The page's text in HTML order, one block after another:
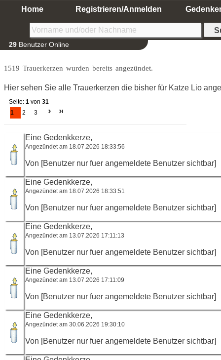
Home Registrieren/Anmelden
29 Benutzer Online
1519 Trauerkerzen wurden bereits angezündet.
Hier sehen Sie alle Trauerkerzen die bisher für Katze Lio
Seite: 1 von 31
1
2 3
Eine Gedenkkerze,
Angezündet am 18.07.2026 18:33:56
Von [Benutzer nur fuer angemeldete Benutzer sichtbar]
Eine Gedenkkerze,
Angezündet am 18.07.2026 18:33:51
Von [Benutzer nur fuer angemeldete Benutzer sichtbar]
Eine Gedenkkerze,
Angezündet am 13.07.2026 17:11:13
Von [Benutzer nur fuer angemeldete Benutzer sichtbar]
Eine Gedenkkerze,
Angezündet am 13.07.2026 17:11:09
Von [Benutzer nur fuer angemeldete Benutzer sichtbar]
Eine Gedenkkerze,
Angezündet am 30.06.2026 19:30:10
Von [Benutzer nur fuer angemeldete Benutzer sichtbar]